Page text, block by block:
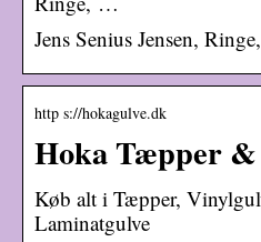
Jens Senius Jensen,
http s://hokagulve.dk
Hoka Tæpper &
Køb alt i Tæpper,
Laminatgulve